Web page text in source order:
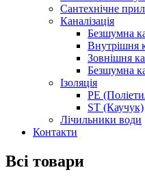
Сантехнічне
Каналізація
Безшумна
Внутрішня
Зовнішня
Безшумна
Ізоляція
PE
ST (Каучук)
Лічильники води
Контакти
Всі товари